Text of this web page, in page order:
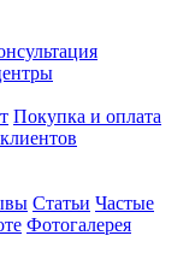
Покупка и оплата
Статьи Частые
Фотогалерея